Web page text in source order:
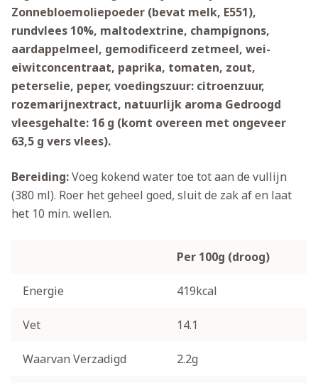
Zonnebloemoliepoeder (bevat melk, E551),
rundvlees 10%, maltodextrine, champignons,
aardappelmeel, gemodificeerd zetmeel, wei-
eiwitconcentraat, paprika, tomaten, zout,
peterselie, peper, voedingszuur: citroenzuur,
rozemarijnextract, natuurlijk aroma Gedroogd
vleesgehalte: 16 g (komt overeen met ongeveer
63,5 g vers vlees).
Bereiding:Voeg kokend water toe tot aan de vullijn
(380 ml). Roer het geheel goed, sluit de zak af en laat
het 10 min. wellen.
Per 100g (droog)
Energie 419kcal
Vet 14.1
Waarvan Verzadigd 2.2g